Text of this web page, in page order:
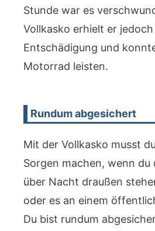
Stunde war es
Vollkasko erhielt er
Entschädigung und
Motorrad leisten.
Rundum abgesichert
Mit der Vollkasko musst
Sorgen machen, wenn
über Nacht draußen
oder es an einem
Du bist rundum